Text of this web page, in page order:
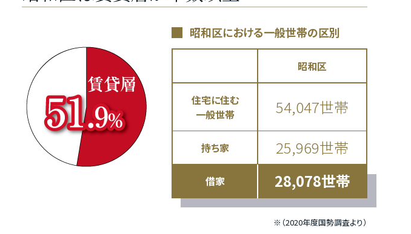
昭和区における一般世帯の区別
昭和区
住宅に住む
一般世帯
54,047世帯
持ち家 25,969世帯
借家 28,078世帯
※（2020年度国勢調査より）